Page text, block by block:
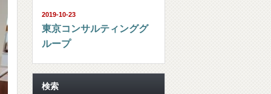
2019-10-23
東京コンサルティンググ
ループ
検索